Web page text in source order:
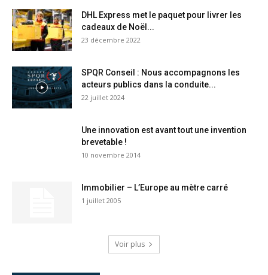
DHL Express met le paquet pour livrer les
cadeaux de Noël...
23 décembre 2022
SPQR Conseil : Nous accompagnons les
acteurs publics dans la conduite...
22 juillet 2024
Une innovation est avant tout une invention
brevetable !
10 novembre 2014
Immobilier – L’Europe au mètre carré
1 juillet 2005
Voir plus